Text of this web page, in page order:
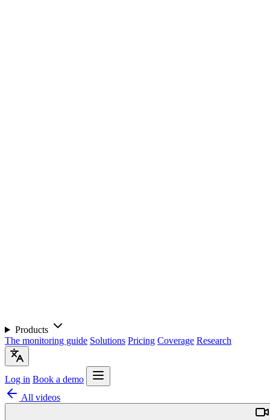
Products
The monitoring guide Solutions Pricing Coverage Research
Log in Book a demo
All videos